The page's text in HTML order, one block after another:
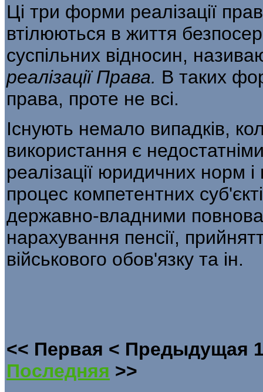
Ці три форми реалізації
втілюються в життя
суспільних відносин,
реалізації Права. В таких
права, проте не всі.
Існують немало випадків,
використання є
реалізації юридичних норм
процес компетентних
державно-владними
нарахування пенсії,
військового обов'язку та ін.
<< Первая < Предыдущая
Последняя >>